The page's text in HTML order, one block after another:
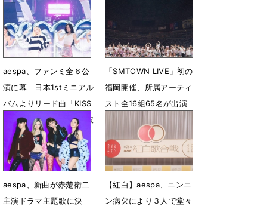
aespa、ファンミ全６公
演に幕 日本1stミニアル
バムよりリード曲「KISS
N TELL」サプライズ初披
7月20日 21時22分
「SMTOWN LIVE」初の
福岡開催、所属アーティ
スト全16組65名が出演
2月2日 07時00分
aespa、新曲が赤楚衛二
主演ドラマ主題歌に決
【紅白】aespa、ニンニ
ン病欠により３人で堂々